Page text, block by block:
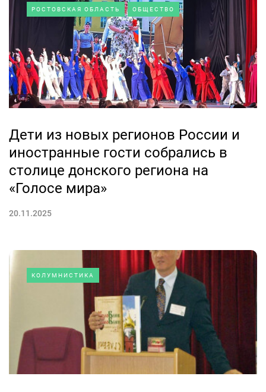
РОСТОВСКАЯ ОБЛАСТЬ ОБЩЕСТВО
Дети из новых регионов России и
иностранные гости собрались в
столице донского региона на
«Голосе мира»
20.11.2025
КОЛУМНИСТИКА